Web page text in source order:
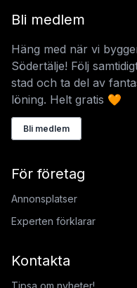
Bli medlem
Häng med när vi
Södertälje! Följ
stad och ta del av
löning. Helt gratis 🧡
Bli medlem
För företag
Annonsplatser
Experten förklarar
Kontakta
Tipsa om nyheter!